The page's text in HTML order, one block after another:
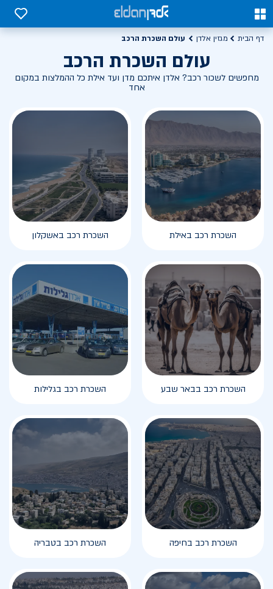
0
0
דף הבית מגזין אלדן עולם השכרת הרכב
עולם השכרת הרכב
מחפשים לשכור רכב? אלדן איתכם מדן ועד אילת כל ההמלצות במקום
אחד
השכרת רכב באילת השכרת רכב באשקלון
השכרת רכב בבאר שבע השכרת רכב בגלילות
השכרת רכב בחיפה השכרת רכב בטבריה